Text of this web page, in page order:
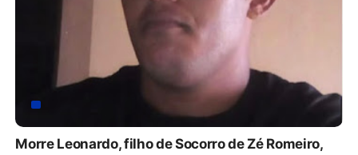
Morre Leonardo, filho de Socorro de Zé Romeiro,